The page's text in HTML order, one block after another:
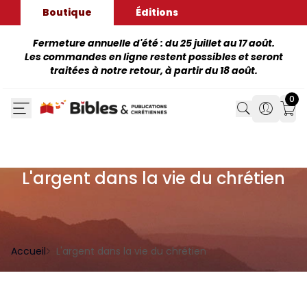
Boutique Éditions
Fermeture annuelle d'été : du 25 juillet au 17 août.
Les commandes en ligne restent possibles et seront
traitées à notre retour, à partir du 18 août.
Search
Search
0
L'argent dans la vie du chrétien
Accueil L'argent dans la vie du chrétien